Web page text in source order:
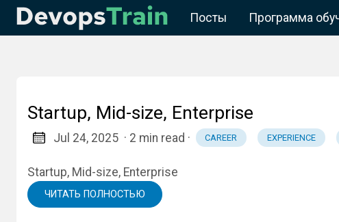
Посты Программа
Startup, Mid-size, Enterprise
Jul 24, 2025 · 2 min read · CAREER EXPERIENCE
Startup, Mid-size, Enterprise
ЧИТАТЬ ПОЛНОСТЬЮ